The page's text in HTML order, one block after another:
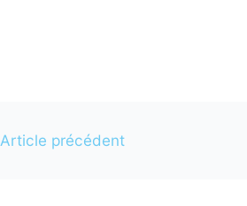
Article précédent